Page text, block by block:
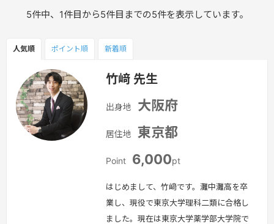
5件中、1件目から5件目までの5件を表示しています。
人気順 ポイント順 新着順
竹﨑 先生
出身地 大阪府
居住地 東京都
Point 6,000pt
はじめまして、竹﨑です。灘中灘高を卒
業し、現役で東京大学理科二類に合格し
ました。現在は東京大学薬学部大学院で